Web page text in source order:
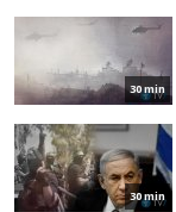
30 min
30 min